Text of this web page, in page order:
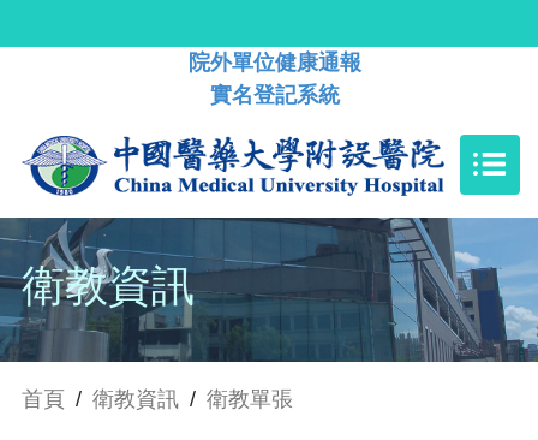
院外單位健康通報
實名登記系統
衛教資訊
首頁 / 衛教資訊 / 衛教單張